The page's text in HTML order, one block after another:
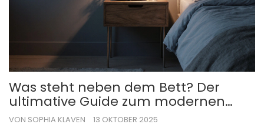
Was steht neben dem Bett? Der
ultimative Guide zum modernen
Nachttisch
VON SOPHIA KLAVEN 13 OKTOBER 2025